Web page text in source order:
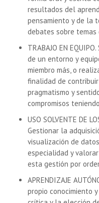
resultados del
pensamiento y de la
debates sobre
TRABAJO EN
de un entorno y
miembro más, o
finalidad de
pragmatismo y
compromisos
USO SOLVENTE DE
Gestionar la
visualización de
especialidad y
esta gestión por
APRENDIZAJE
propio conocimiento